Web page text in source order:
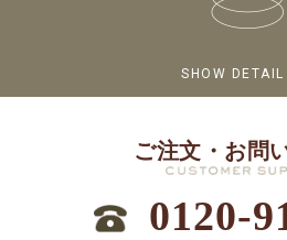
SHOW DETAIL
ご注文・お問
0120-